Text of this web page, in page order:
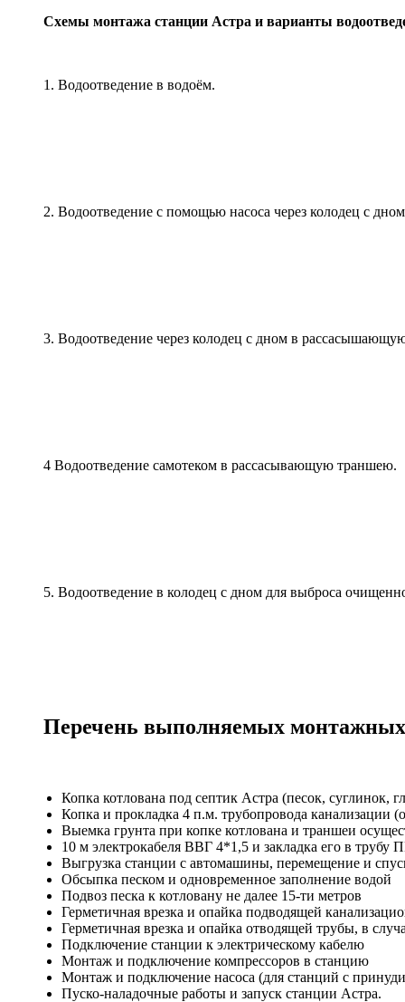
Схемы монтажа станции Астра и варианты
1. Водоотведение в водоём.
2. Водоотведение с помощью насоса через колодец с
3. Водоотведение через колодец с дном в
4 Водоотведение самотеком в рассасывающую траншею.
5. Водоотведение в колодец с дном для выброса
Перечень выполняемых
Копка котлована под септик Астра (песок, суглинок,
Копка и прокладка 4 п.м. трубопровода канализации
Выемка грунта при копке котлована и траншеи
10 м электрокабеля ВВГ 4*1,5 и закладка его в
Выгрузка станции с автомашины, перемещение и
Обсыпка песком и одновременное заполнение водой
Подвоз песка к котловану не далее 15-ти метров
Герметичная врезка и опайка подводящей
Герметичная врезка и опайка отводящей трубы, в
Подключение станции к электрическому кабелю
Монтаж и подключение компрессоров в станцию
Монтаж и подключение насоса (для станций с
Пуско-наладочные работы и запуск станции Астра.